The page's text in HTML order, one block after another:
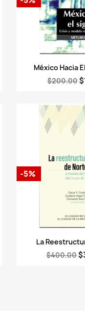
Vista
México Hacia
$200.00
Vista
La
$400.00
-5%